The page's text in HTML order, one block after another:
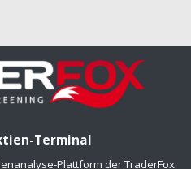
Terminal
Plattform der TraderFox